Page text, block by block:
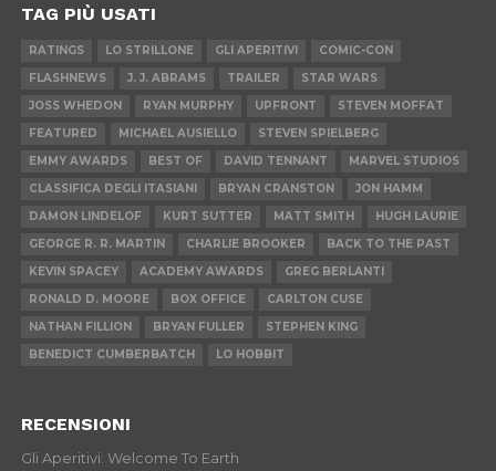
TAG PIÙ USATI
RATINGS LO STRILLONE GLI APERITIVI
COMIC-CON
FLASHNEWS
J. J. ABRAMS TRAILER
STAR WARS
JOSS WHEDON
RYAN MURPHY UPFRONT
STEVEN MOFFAT
FEATURED
MICHAEL AUSIELLO
STEVEN SPIELBERG
EMMY AWARDS
BEST OF DAVID TENNANT
MARVEL STUDIOS
CLASSIFICA DEGLI ITASIANI
BRYAN CRANSTON
JON HAMM
DAMON LINDELOF
KURT SUTTER MATT SMITH
HUGH LAURIE
GEORGE R. R. MARTIN
CHARLIE BROOKER
BACK TO THE PAST
KEVIN SPACEY
ACADEMY AWARDS
GREG BERLANTI
RONALD D. MOORE
BOX OFFICE
CARLTON CUSE
NATHAN FILLION
BRYAN FULLER
STEPHEN KING
BENEDICT CUMBERBATCH
LO HOBBIT
RECENSIONI
Gli Aperitivi: Welcome To Earth